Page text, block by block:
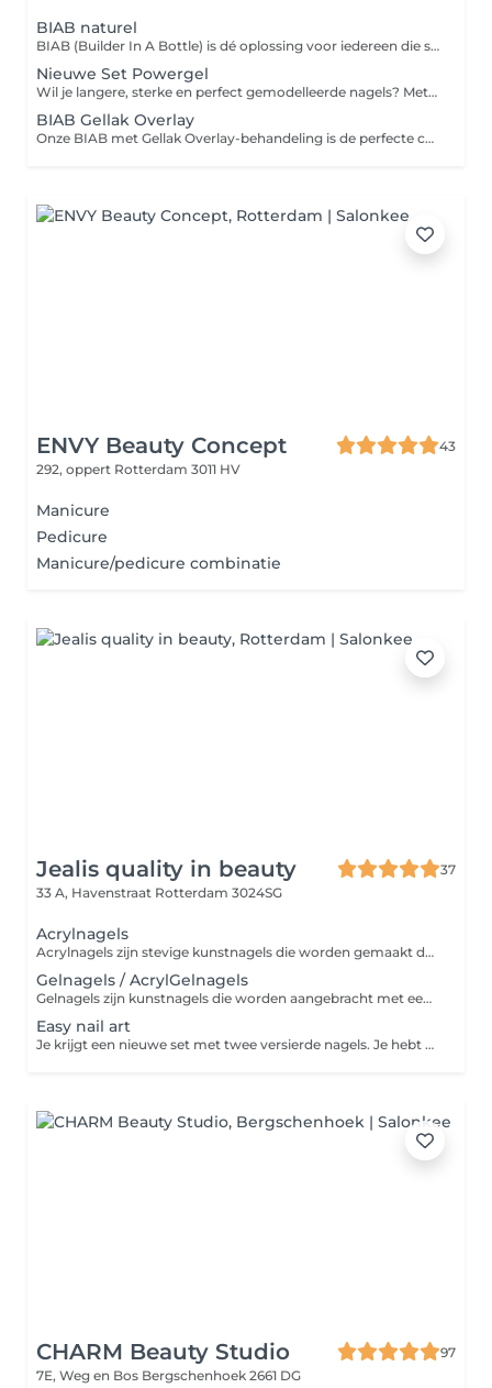
BIAB naturel
BIAB (Builder In A Bottle) is dé oplossing voor iedereen die sterke, gezonde en natuurlijk ogende nagels wil. Deze flexibele builder gel biedt extra stevigheid zonder verlenging en stimuleert de natuurlijke nagelgroei. Perfect voor broze, dunne of snel brekende nagels!
Nieuwe Set Powergel
Wil je langere, sterke en perfect gemodelleerde nagels? Met onze Nieuwe Set Powergel behandeling krijg je prachtige kunstnagels die zowel stevig als flexibel zijn. Powergel is een combinatie van acryl en gel, waardoor het sterker is dan gewone gel en lichter aanvoelt dan acryl. Perfect voor iedereen die langdurig mooie nagels wil!
BIAB Gellak Overlay
Onze BIAB met Gellak Overlay-behandeling is de perfecte combinatie voor wie sterke, gezonde nagels wil met een prachtige kleurafwerking. BIAB (Builder In A Bottle) verstevigt en beschermt de natuurlijke nagels, terwijl de gellak overlay zorgt voor een langdurige, strakke kleur."
ENVY Beauty Concept
43
292, oppert Rotterdam 3011 HV
Manicure
Pedicure
Manicure/pedicure combinatie
Jealis quality in beauty
37
33 A, Havenstraat Rotterdam 3024SG
Acrylnagels
Acrylnagels zijn stevige kunstnagels die worden gemaakt door acrylpoeder en vloeistof te mengen, waarna het uithardt tot een harde, duurzame laag. Ze zijn ideaal voor het verlengen of verstevigen van je natuurlijke nagels en bieden een langdurige, verzorgde look. Perfect voor wie van sterke, stijlvolle nagels houdt!
Gelnagels / AcrylGelnagels
Gelnagels zijn kunstnagels die worden aangebracht met een flexibele gel, uitgehard onder een UV- of LED-lamp. Ze versterken je natuurlijke nagels, zijn duurzaam en bieden een gladde, glanzende afwerking. Ideaal voor wie langdurig mooie, verzorgde nagels wil zonder snel te beschadigen. Kies in het menu de juiste lengte van jouw nagels. Kort/medium staat voor een lengte tot een halve tip. Wil je een lengte van een halve tip of meer? Kies dan voor de lange lengte.
Easy nail art
Je krijgt een nieuwe set met twee versierde nagels. Je hebt keuze uit 2 nagels met swirl design, twee nagels met een aantal steentjes, 2 grote metalen versieringen, verschillende soorten stickers of marble. Kies in het menu de juiste lengte van jouw nagels. Kort/medium staat voor een lengte tot een halve tip. Wil je een lengte van een halve tip of meer? Kies dan voor de lange lengte.
CHARM Beauty Studio
97
7E, Weg en Bos Bergschenhoek 2661 DG